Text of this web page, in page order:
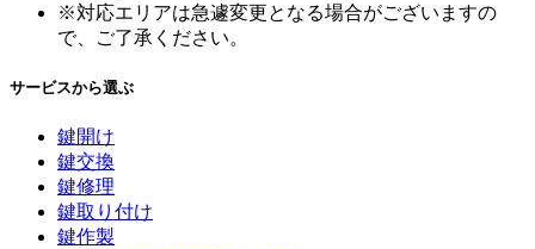
※対応エリアは急遽変更となる場合がございますの
で、ご了承ください。
サービスから選ぶ
鍵開け
鍵交換
鍵修理
鍵取り付け
鍵作製